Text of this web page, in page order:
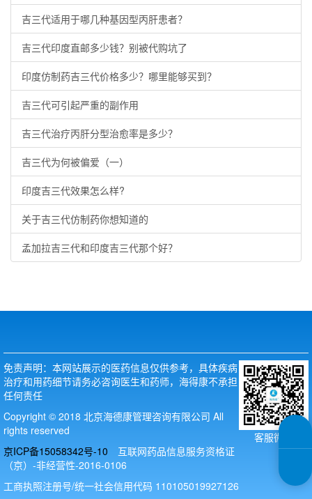
吉三代适用于哪几种基因型丙肝患者？
吉三代印度直邮多少钱？别被代购坑了
印度仿制药吉三代价格多少？哪里能够买到？
吉三代可引起严重的副作用
吉三代治疗丙肝分型治愈率是多少？
吉三代为何被偏爱（一）
印度吉三代效果怎么样?
关于吉三代仿制药你想知道的
孟加拉吉三代和印度吉三代那个好？
客服微信
免责声明：本网站展示的医药信息仅供参考，具体疾病
治疗和用药细节请务必咨询医生和药师，海得康不承担
任何责任
Copyright © 2018 北京海德康管理咨询有限公司 All
rights reserved
京ICP备15058342号-10 互联网药品信息服务资格证
（京）-非经营性-2016-0106
工商执照注册号/统一社会信用代码 110105019927126